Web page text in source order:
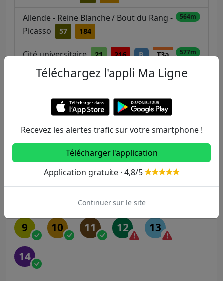
Allende - Reine Blanche / Bout du Rang -
Picasso
57 184
564m
Cité universitaire 21 216 B T3a 577m
Fraysse - Val de Bièvre 57 184 593m
Autres lignes
Metro
2 3 3B 4
7 7B
9 10 11 12 13
14
Téléchargez l'appli Ma Ligne
Recevez les alertes trafic sur votre smartphone !
Télécharger l'application
Application gratuite · 4,8/5
Continuer sur le site